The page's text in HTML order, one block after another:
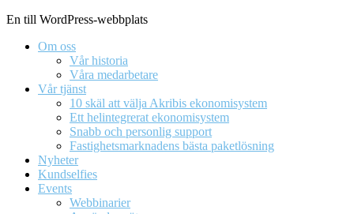
En till WordPress-webbplats
Om oss
Vår historia
Våra medarbetare
Vår tjänst
10 skäl att välja Akribis ekonomisystem
Ett helintegrerat ekonomisystem
Snabb och personlig support
Fastighetsmarknadens bästa paketlösning
Nyheter
Kundselfies
Events
Webbinarier